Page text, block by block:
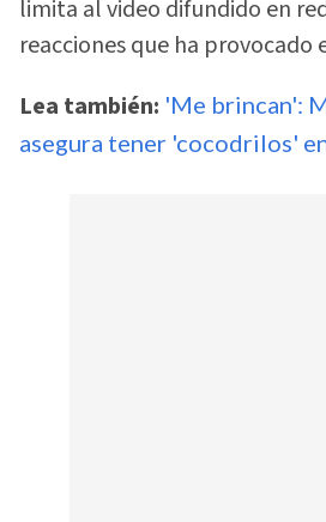
limita al video difundido en
reacciones que ha provocado
Lea también: 'Me brincan':
asegura tener 'cocodrilos'